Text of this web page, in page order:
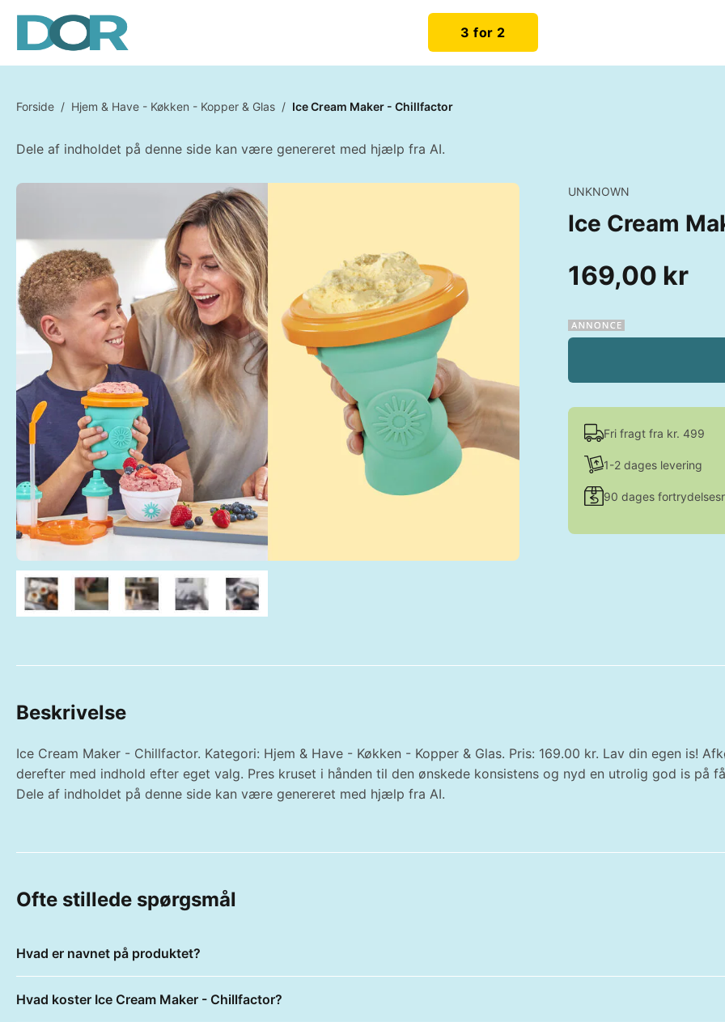
3 for 2
Forside / Hjem & Have - Køkken - Kopper & Glas / Ice Cream Maker - Chillfactor
Dele af indholdet på denne side kan være genereret med hjælp fra AI.
UNKNOWN
Ice Cream
169,00 kr
Fri fragt fra kr. 499
1-2 dages levering
90 dages
Beskrivelse
Ice Cream Maker - Chillfactor. Kategori: Hjem & Have - Køkken - Kopper & Glas. Pris: 169.00 kr. Lav din egen is!
derefter med indhold efter eget valg. Pres kruset i hånden til den ønskede konsistens og nyd en utrolig god is på
Dele af indholdet på denne side kan være genereret med hjælp fra AI.
Ofte stillede spørgsmål
Hvad er navnet på produktet?
Hvad koster Ice Cream Maker - Chillfactor?